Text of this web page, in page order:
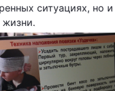
ситуациях, но
жизни.